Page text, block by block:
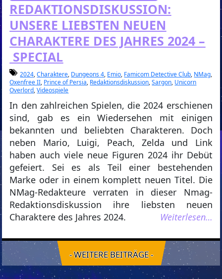
REDAKTIONSDISKUSSION:
UNSERE LIEBSTEN NEUEN
CHARAKTERE DES JAHRES 2024 –
SPECIAL
2024,Charaktere, Dungeons 4, Emio, Famicom Detective Club, NMag,
Oxenfree II, Prince of Persia, Redaktionsdiskussion,Sargon, Unicorn
Overlord,Videospiele
In den zahlreichen Spielen, die 2024 erschienen
sind, gab es ein Wiedersehen mit einigen
bekannten und beliebten Charakteren. Doch
neben Mario, Luigi, Peach, Zelda und Link
haben auch viele neue Figuren 2024 ihr Debüt
gefeiert. Sei es als Teil einer bestehenden
Marke oder in einem komplett neuen Titel. Die
NMag-Redakteure verraten in dieser Nmag-
Redaktionsdiskussion ihre liebsten neuen
Charaktere des Jahres 2024.
Weiterlesen…
- WEITERE BEITRÄGE -